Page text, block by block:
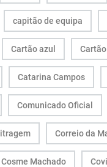
capitão de equipa
Cartão azul
Catarina Campos
Comunicado Oficial
Correio da
Cosme Machado